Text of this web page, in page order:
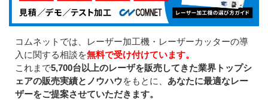
コムネットでは、レーザー加工機・レーザーカッターの導
入に関する相談を無料で受け付けています。
これまで5,700台以上のレーザを販売してきた業界トップシ
ェアの販売実績とノウハウをもとに、 あなたに最適なレー
ザーをご提案させていただきます。